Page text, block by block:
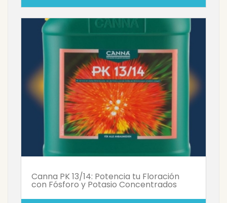
Canna PK 13/14: Potencia tu Floración
con Fósforo y Potasio Concentrados